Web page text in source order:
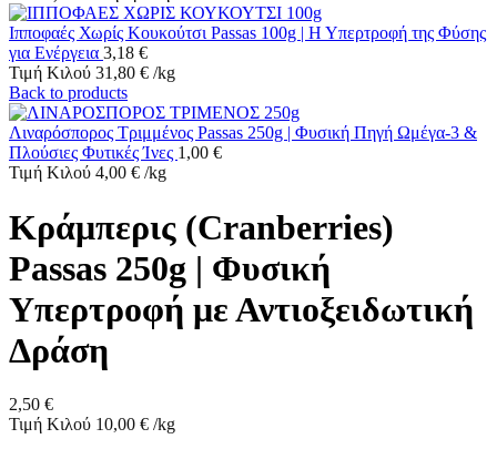
Ιπποφαές Χωρίς Κουκούτσι Passas 100g | Η Υπερτροφή της Φύσης
για Ενέργεια 3,18 €
Τιμή Κιλού 31,80 € /kg
Back to products
Λιναρόσπορος Τριμμένος Passas 250g | Φυσική Πηγή Ωμέγα-3 &
Πλούσιες Φυτικές Ίνες 1,00 €
Τιμή Κιλού 4,00 € /kg
Κράμπερις (Cranberries)
Passas 250g | Φυσική
Υπερτροφή με Αντιοξειδωτική
Δράση
2,50 €
Τιμή Κιλού 10,00 € /kg